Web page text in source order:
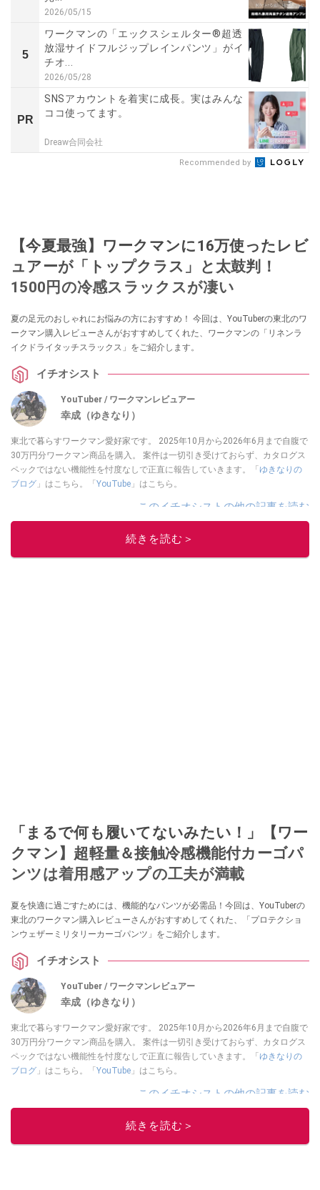
2026/05/15
5
ワークマンの「エックスシェルター®超透
放湿サイドフルジップレインパンツ」がイ
チオ...
2026/05/28
PR
SNSアカウントを着実に成長。実はみんな
ココ使ってます。
Dreaw合同会社
Recommended by
【今夏最強】ワークマンに16万使ったレビ
ュアーが「トップクラス」と太鼓判！
1500円の冷感スラックスが凄い
夏の足元のおしゃれにお悩みの方におすすめ！ 今回は、YouTuberの東北のワ
ークマン購入レビューさんがおすすめしてくれた、ワークマンの「リネンラ
イクドライタッチスラックス」をご紹介します。
イチオシスト
YouTuber / ワークマンレビュアー
幸成（ゆきなり）
東北で暮らすワークマン愛好家です。 2025年10月から2026年6月まで自腹で
30万円分ワークマン商品を購入。 案件は一切引き受けておらず、カタログス
ペックではない機能性を忖度なしで正直に報告していきます。「 ゆきなりの
ブログ 」はこちら。「 YouTube 」はこちら。
このイチオシストの他の記事を読む
続きを読む＞
「まるで何も履いてないみたい！」【ワー
クマン】超軽量＆接触冷感機能付カーゴパ
ンツは着用感アップの工夫が満載
夏を快適に過ごすためには、機能的なパンツが必需品！今回は、YouTuberの
東北のワークマン購入レビューさんがおすすめしてくれた、「プロテクショ
ンウェザーミリタリーカーゴパンツ」をご紹介します。
イチオシスト
YouTuber / ワークマンレビュアー
幸成（ゆきなり）
東北で暮らすワークマン愛好家です。 2025年10月から2026年6月まで自腹で
30万円分ワークマン商品を購入。 案件は一切引き受けておらず、カタログス
ペックではない機能性を忖度なしで正直に報告していきます。「 ゆきなりの
ブログ 」はこちら。「 YouTube 」はこちら。
このイチオシストの他の記事を読む
続きを読む＞